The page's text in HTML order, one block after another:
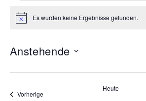
HinweisEs wurden keine Ergebnisse gefunden.
Anstehende
VorherigeVeranstaltungen
Heute